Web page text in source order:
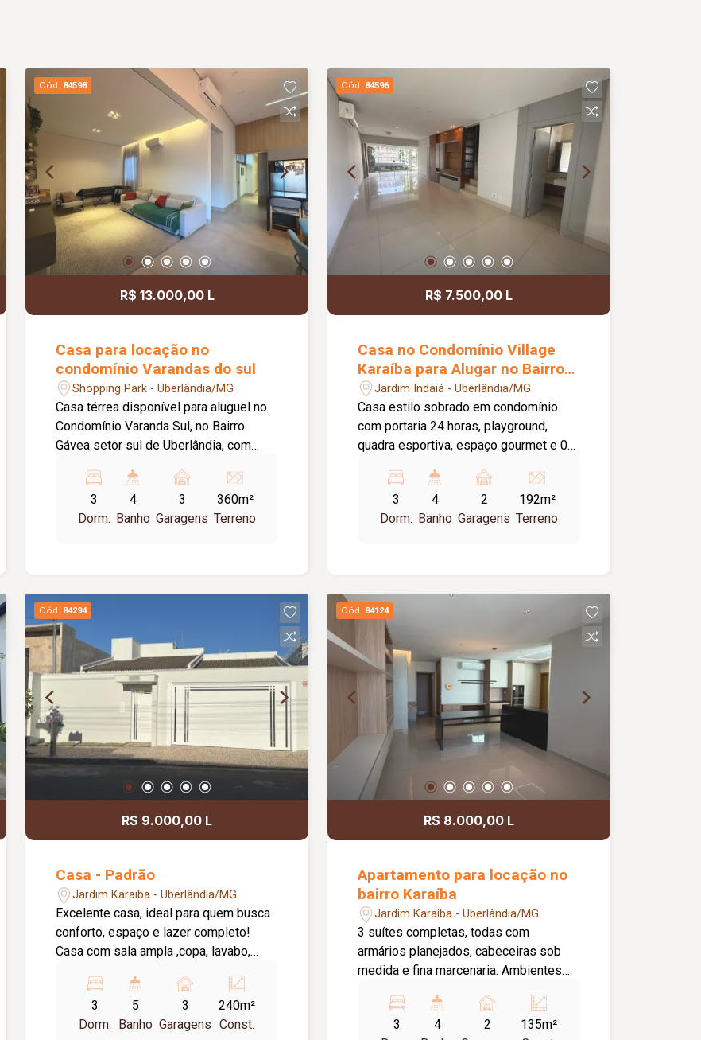
Cód. 84598
R$ 13.000,00 L
Casa para locação no
condomínio Varandas do sul
Shopping Park - Uberlândia/MG
Casa térrea disponível para aluguel no
Condomínio Varanda Sul, no Bairro
Gávea setor sul de Uberlândia, com
construída, fino acabamento,
oferecendo conforto, sofisticação e
excelente estrutura para toda a família.
condicionado, lavabo social e 3 suítes,
sendo 1 master com closed, equipadas
com armários planejados e ar-
condicionado. A cozinha é completa,
equipada com armários planejados
fogão cooktop, forno embutido e
microondas, além de área de serviço
com armário. A área de lazer dispõe de
varanda gourmet com churrasqueira,
piscina aquecida , banheiro externo e
ducha, proporcionando um ambiente
lazer. O imóvel possui ainda 4 vagas de
nos banheiros, box nos banheiros,
armários na cozinha, armários nos
quartos, ar-condicionado ( total de 7 ) e
excelente padrão de acabamento. O
Condomínio Varanda Sul oferece
segurança 24 horas com portaria e
controle de acesso, ruas arborizadas, 3
lagos e áreas verdes preservadas. A
infraestrutura de lazer é completa,
3
Dorm.
4
Banho
3
Garagens
360m²
Terreno
Cód. 84596
R$ 7.500,00 L
Casa no Condomínio Village
Karaíba para Alugar no Bairro
Jardim Karaíba
Jardim Indaiá - Uberlândia/MG
Casa estilo sobrado em condomínio
com portaria 24 horas, playground,
quadra esportiva, espaço gourmet e 02
com sala em 02 ambientes, lavabo, ar
condicionado, cozinha americana
planejada com armários, lavanderia com
Piso com hall para 03 suítes (todas c/
armário) sendo todas com ares
condicionado. piso porcelanato.
3
Dorm.
4
Banho
2
Garagens
192m²
Terreno
Cód. 84294
R$ 9.000,00 L
Casa - Padrão
Jardim Karaiba - Uberlândia/MG
Excelente casa, ideal para quem busca
conforto, espaço e lazer completo!
Casa com sala ampla ,copa, lavabo,
perfeita para receber amigos e
familiares. Possui 3 suítes, garantindo
privacidade e comodidade para toda a
3
Dorm.
5
Banho
3
Garagens
240m²
Const.
Cód. 84124
R$ 8.000,00 L
Apartamento para locação no
bairro Karaíba
Jardim Karaiba - Uberlândia/MG
3 suítes completas, todas com
armários planejados, cabeceiras sob
medida e fina marcenaria. Ambientes
escritório funcional, projeto de
iluminação e excelente acabamento.
3
4
2
135m²